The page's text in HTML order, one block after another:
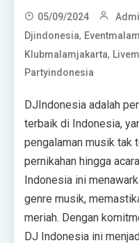
05/09/2024
Djindonesia,
Klubmalamjakarta,
Partyindonesia
DJIndonesia adalah
terbaik di Indonesia,
pengalaman musik tak
pernikahan hingga
Indonesia ini
genre musik,
meriah. Dengan
DJ Indonesia ini